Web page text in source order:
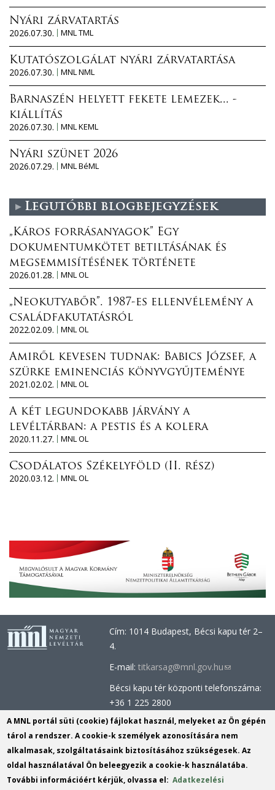
Nyári zárvatartás
2026.07.30.
MNL TML
Kutatószolgálat nyári zárvatartása
2026.07.30.
MNL NML
Barnaszén helyett fekete lemezek... -
kiállítás
2026.07.30.
MNL KEML
Nyári szünet 2026
2026.07.29.
MNL BéML
Legutóbbi blogbejegyzések
„Káros forrásanyagok” Egy
dokumentumkötet betiltásának és
megsemmisítésének története
2026.01.28.
MNL OL
„Neokutyabőr”. 1987-es ellenvélemény a
családfakutatásról
2022.02.09.
MNL OL
Amiről kevesen tudnak: Babics József, a
szürke eminenciás könyvgyűjteménye
2021.02.02.
MNL OL
A két legundokabb járvány a
levéltárban: a pestis és a kolera
2020.11.27.
MNL OL
Csodálatos Székelyföld (II. rész)
2020.03.12.
MNL OL
Cím: 1014 Budapest, Bécsi kapu tér 2–
4.
E-mail:titkarsag@mnl.gov.hu(link
sends
mail)
Bécsi kapu tér központi telefonszáma:
+36 1 225 2800
Óbudai épület központi telefonszáma:
+36 1 437 0660
Információs Iroda (Kutatószolgálat):
info@mnl.gov.hu(link
sends
Tel.: +36 1 225 2843, +36 1 225 2844
A MNL portál süti (cookie) fájlokat használ, melyeket az Ön gépén
tárol a rendszer. A cookie-k személyek azonosítására nem
alkalmasak, szolgáltatásaink biztosításához szükségesek. Az
oldal használatával Ön beleegyezik a cookie-k használatába.
További információért kérjük, olvassa el:Adatkezelési